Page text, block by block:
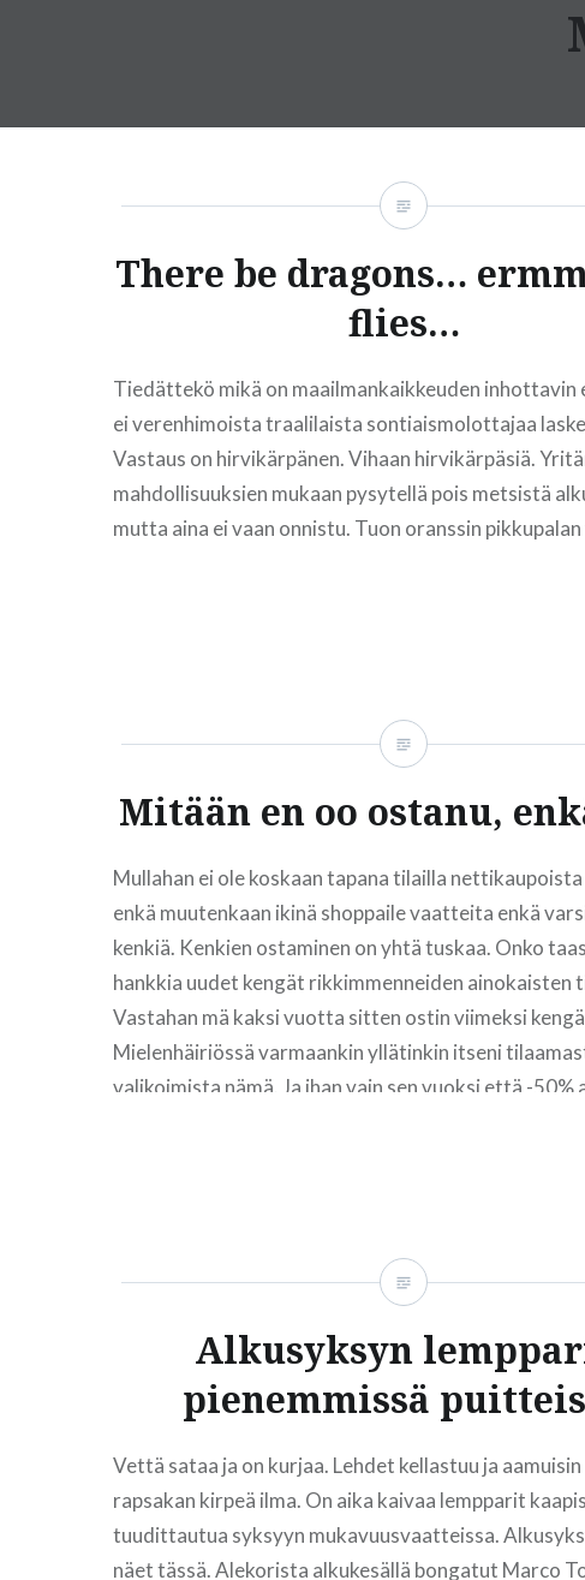
There be dragons…
flies…
Tiedättekö mikä on maailmankaikkeuden inhottavin
ei verenhimoista traalilaista sontiaismolottajaa
Vastaus on hirvikärpänen. Vihaan hirvikärpäsiä.
mahdollisuuksien mukaan pysytellä pois metsistä
mutta aina ei vaan onnistu. Tuon oranssin
READ MORE
Mitään en oo ostanu,
Mullahan ei ole koskaan tapana tilailla
enkä muutenkaan ikinä shoppaile vaatteita enkä
kenkiä. Kenkien ostaminen on yhtä tuskaa. Onko
hankkia uudet kengät rikkimmenneiden ainokaisten
Vastahan mä kaksi vuotta sitten ostin viimeksi
Mielenhäiriössä varmaankin yllätinkin itseni
valikoimista nämä. Ja ihan vain sen vuoksi että -50%
Alkusyksyn
pienemmissä
Vettä sataa ja on kurjaa. Lehdet kellastuu ja aamuisin
rapsakan kirpeä ilma. On aika kaivaa lempparit
tuudittautua syksyyn mukavuusvaatteissa.
näet tässä. Alekorista alkukesällä bongatut Marco